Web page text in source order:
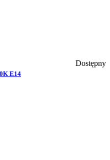
Dostępny
E14